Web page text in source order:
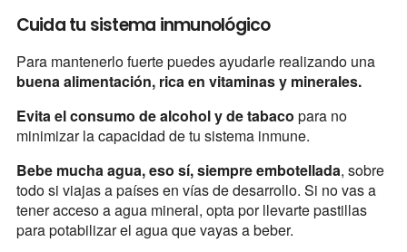
Cuida tu sistema inmunológico
Para mantenerlo fuerte puedes ayudarle realizando una
buena alimentación, rica en vitaminas y minerales.
Evita el consumo de alcohol y de tabaco para no
minimizar la capacidad de tu sistema inmune.
Bebe mucha agua, eso sí, siempre embotellada, sobre
todo si viajas a países en vías de desarrollo. Si no vas a
tener acceso a agua mineral, opta por llevarte pastillas
para potabilizar el agua que vayas a beber.